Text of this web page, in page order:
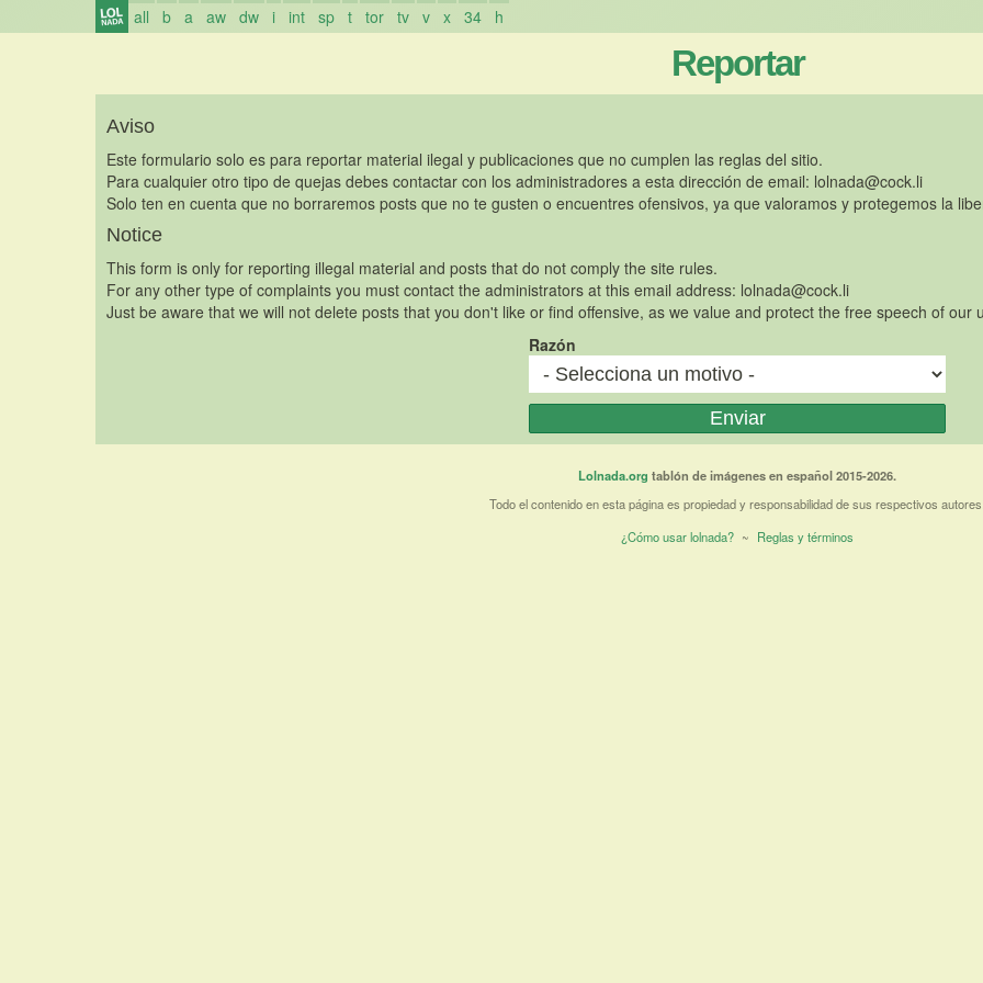
all b a aw dw i int sp t tor tv v x 34 h
Reportar
Aviso
Este formulario solo es para reportar material ilegal y publicaciones que no cumplen las reglas del sitio.
Para cualquier otro tipo de quejas debes contactar con los administradores a esta dirección de email: lolnada@cock.li
Solo ten en cuenta que no borraremos posts que no te gusten o encuentres ofensivos, ya que valoramos y protegemos la
Notice
This form is only for reporting illegal material and posts that do not comply the site rules.
For any other type of complaints you must contact the administrators at this email address: lolnada@cock.li
Just be aware that we will not delete posts that you don't like or find offensive, as we value and protect the free speech of our
Razón
Lolnada.org tablón de imágenes en español 2015-2026.
Todo el contenido en esta página es propiedad y responsabilidad de sus respectivos
¿Cómo usar lolnada? ~ Reglas y términos